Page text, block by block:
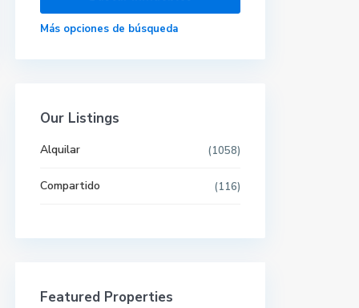
Más opciones de búsqueda
Our Listings
Alquilar (1058)
Compartido (116)
Featured Properties
Últimas propiedades